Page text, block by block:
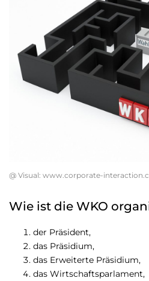
@ Visual: www.corporate-
Wie ist die WKO
der Präsident,
das Präsidium,
das Erweiterte Präsidium,
das Wirtschaftsparlament,